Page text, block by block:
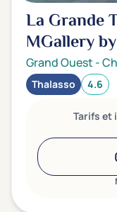
La Grande
MGallery
Grand Ouest -
Thalasso 4.6
Tarifs et